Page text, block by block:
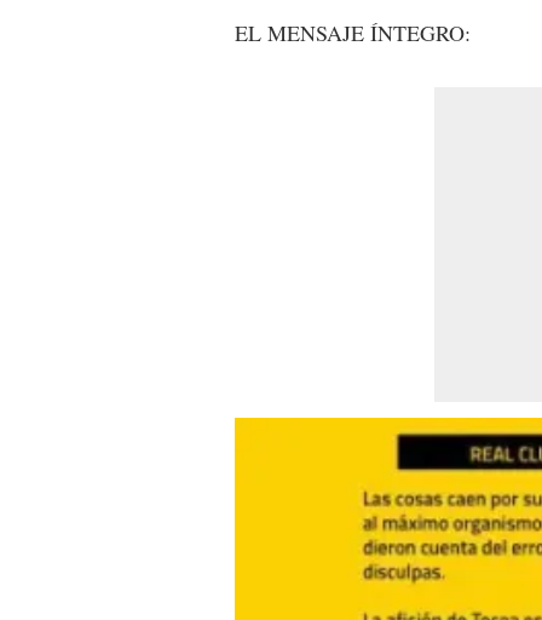
EL MENSAJE ÍNTEGRO: